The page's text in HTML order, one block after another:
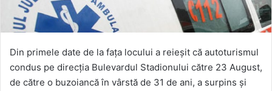
Din primele date de la fața locului a reieșit că autoturismul
condus pe direcția Bulevardul Stadionului către 23 August,
de către o buzoiancă în vârstă de 31 de ani, a surpins și